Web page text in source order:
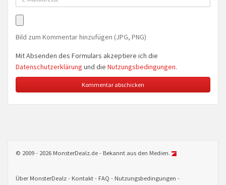
Bild zum Kommentar hinzufügen (JPG, PNG)
Mit Absenden des Formulars akzeptiere ich die
Datenschutzerklärung und die Nutzungsbedingungen.
© 2009 - 2026 MonsterDealz.de - Bekannt aus den Medien.
Über MonsterDealz Kontakt FAQ Nutzungsbedingungen